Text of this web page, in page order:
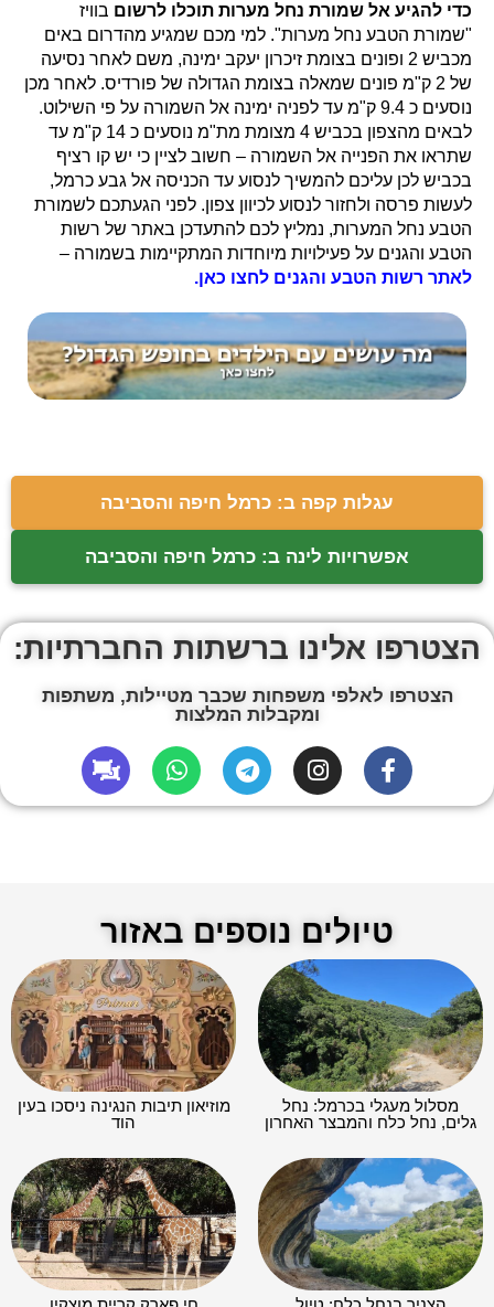
כדי להגיע אל שמורת נחל מערות תוכלו לרשום בוויז
"שמורת הטבע נחל מערות". למי מכם שמגיע מהדרום באים
מכביש 2 ופונים בצומת זיכרון יעקב ימינה, משם לאחר נסיעה
של 2 ק"מ פונים שמאלה בצומת הגדולה של פורדיס. לאחר מכן
נוסעים כ 9.4 ק"מ עד לפניה ימינה אל השמורה על פי השילוט.
לבאים מהצפון בכביש 4 מצומת מת"מ נוסעים כ 14 ק"מ עד
שתראו את הפנייה אל השמורה – חשוב לציין כי יש קו רציף
בכביש לכן עליכם להמשיך לנסוע עד הכניסה אל גבע כרמל,
לעשות פרסה ולחזור לנסוע לכיוון צפון. לפני הגעתכם לשמורת
הטבע נחל המערות, נמליץ לכם להתעדכן באתר של רשות
הטבע והגנים על פעילויות מיוחדות המתקיימות בשמורה –
לאתר רשות הטבע והגנים לחצו כאן.
עגלות קפה ב: כרמל חיפה והסביבה
אפשרויות לינה ב: כרמל חיפה והסביבה
הצטרפו אלינו ברשתות החברתיות:
הצטרפו לאלפי משפחות שכבר מטיילות, משתפות
ומקבלות המלצות
טיולים נוספים באזור
מסלול מעגלי בכרמל: נחל
גלים, נחל כלח והמבצר האחרון
מוזיאון תיבות הנגינה ניסכו בעין
הוד